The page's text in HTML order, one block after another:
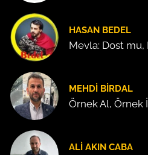
HASAN BEDEL
Mevla: Dost mu,
MEHDI BIRDAL
Örnek Al, Örnek
ALI AKIN CABA